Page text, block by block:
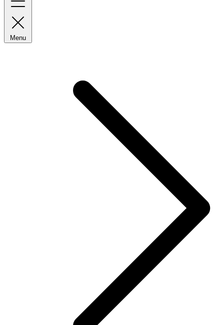
Menu